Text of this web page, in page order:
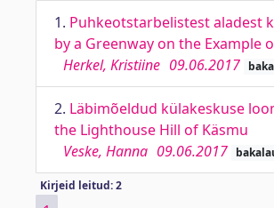
1. Puhkeotstarbelistest aladest
by a Greenway on the Example
Herkel, Kristiine 09.06.2017
2. Läbimõeldud külakeskuse
the Lighthouse Hill of Käsmu
Veske, Hanna 09.06.2017
Kirjeid leitud: 2